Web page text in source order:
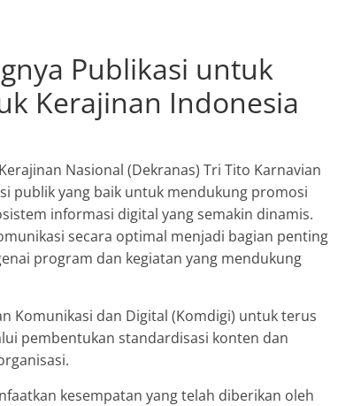
Publikasi untuk
Kerajinan Indonesia
Nasional (Dekranas) Tri Tito Karnavian
publik yang baik untuk mendukung promosi
informasi digital yang semakin dinamis.
secara optimal menjadi bagian penting
program dan kegiatan yang mendukung
Komunikasi dan Digital (Komdigi) untuk terus
pembentukan standardisasi konten dan
kesempatan yang telah diberikan oleh